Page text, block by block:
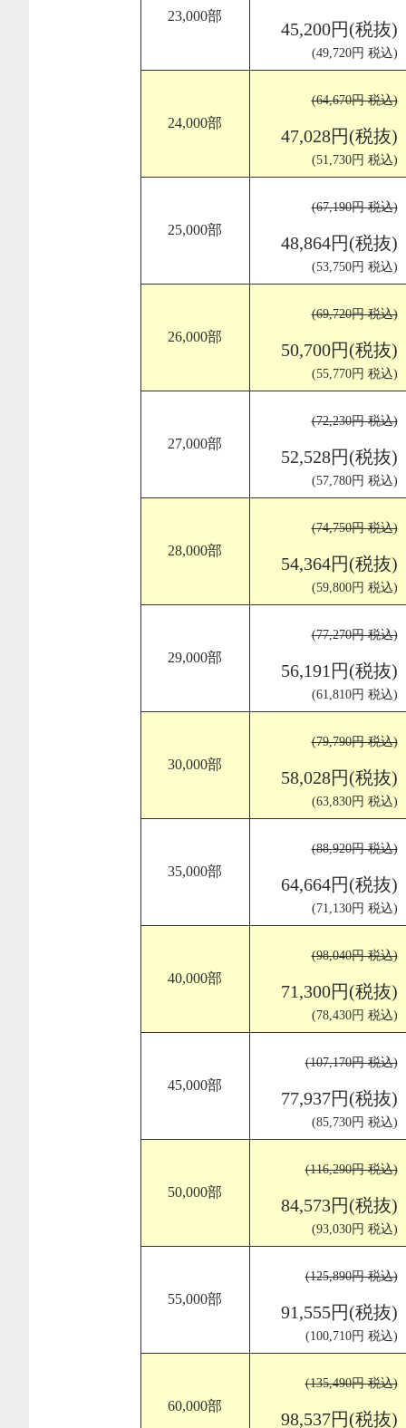
23,000部
45,200円(税抜)
(49,720円 税込)
24,000部
(64,670円 税込)
47,028円(税抜)
(51,730円 税込)
25,000部
(67,190円 税込)
48,864円(税抜)
(53,750円 税込)
26,000部
(69,720円 税込)
50,700円(税抜)
(55,770円 税込)
27,000部
(72,230円 税込)
52,528円(税抜)
(57,780円 税込)
28,000部
(74,750円 税込)
54,364円(税抜)
(59,800円 税込)
29,000部
(77,270円 税込)
56,191円(税抜)
(61,810円 税込)
30,000部
(79,790円 税込)
58,028円(税抜)
(63,830円 税込)
35,000部
(88,920円 税込)
64,664円(税抜)
(71,130円 税込)
40,000部
(98,040円 税込)
71,300円(税抜)
(78,430円 税込)
45,000部
(107,170円 税込)
77,937円(税抜)
(85,730円 税込)
50,000部
(116,290円 税込)
84,573円(税抜)
(93,030円 税込)
55,000部
(125,890円 税込)
91,555円(税抜)
(100,710円 税込)
60,000部
(135,490円 税込)
98,537円(税抜)